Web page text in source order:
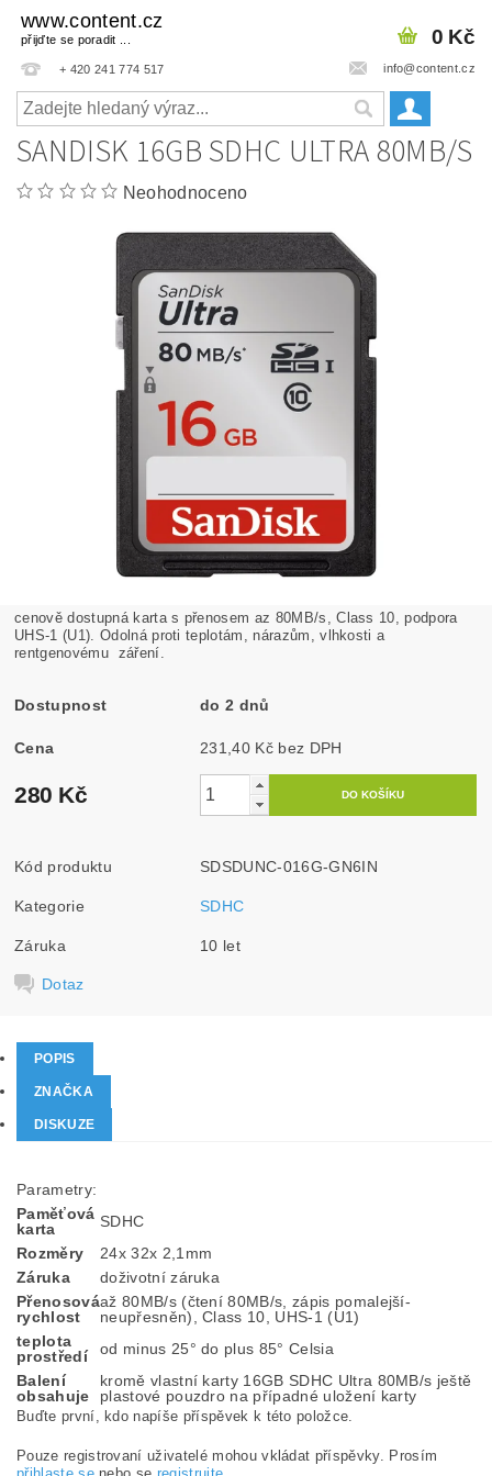
www.content.cz
přijďte se poradit ...
+ 420 241 774 517 info@content.cz
0 Kč
SANDISK 16GB SDHC ULTRA 80MB/S
Neohodnoceno
cenově dostupná karta s přenosem az 80MB/s, Class 10, podpora
UHS-1 (U1). Odolná proti teplotám, nárazům, vlhkosti a
rentgenovému záření.
Dostupnost do 2 dnů
Cena 231,40 Kč bez DPH
280 Kč
Kód produktu SDSDUNC-016G-GN6IN
Kategorie SDHC
Záruka 10 let
Dotaz
POPIS
ZNAČKA
DISKUZE
Parametry:
Paměťová
karta
SDHC
Rozměry
24x 32x 2,1mm
Záruka
doživotní záruka
Přenosová
rychlost
až 80MB/s (čtení 80MB/s, zápis pomalejší-
neupřesněn), Class 10, UHS-1 (U1)
teplota
prostředí
od minus 25° do plus 85° Celsia
Balení
obsahuje
kromě vlastní karty 16GB SDHC Ultra 80MB/s ještě
plastové pouzdro na případné uložení karty
Buďte první, kdo napíše příspěvek k této položce.
Pouze registrovaní uživatelé mohou vkládat příspěvky. Prosím
přihlaste senebo se registrujte